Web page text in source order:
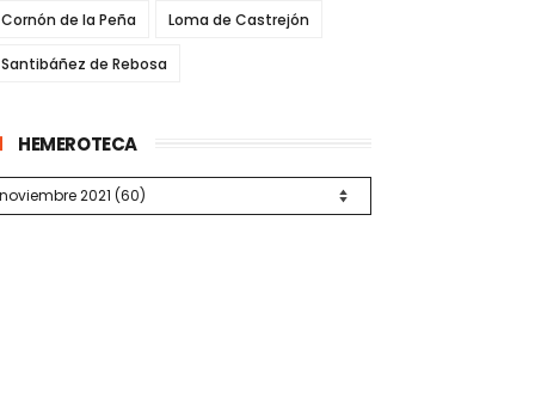
Cornón de la Peña Loma de Castrejón
Santibáñez de Rebosa
HEMEROTECA